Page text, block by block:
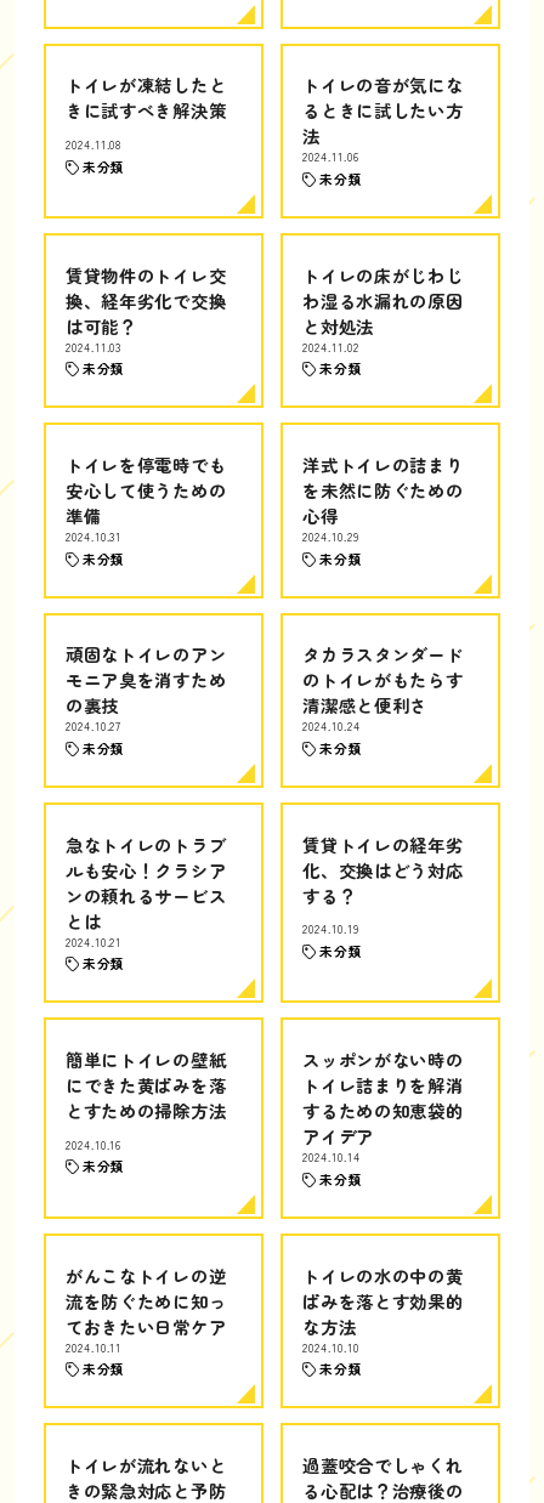
トイレが凍結したと
きに試すべき解決策
2024.11.08
未分類
トイレの音が気にな
るときに試したい方
法
2024.11.06
未分類
賃貸物件のトイレ交
換、経年劣化で交換
は可能？
2024.11.03
未分類
トイレの床がじわじ
わ湿る水漏れの原因
と対処法
2024.11.02
未分類
トイレを停電時でも
安心して使うための
準備
2024.10.31
未分類
洋式トイレの詰まり
を未然に防ぐための
心得
2024.10.29
未分類
頑固なトイレのアン
モニア臭を消すため
の裏技
2024.10.27
未分類
タカラスタンダード
のトイレがもたらす
清潔感と便利さ
2024.10.24
未分類
急なトイレのトラブ
ルも安心！クラシア
ンの頼れるサービス
とは
2024.10.21
未分類
賃貸トイレの経年劣
化、交換はどう対応
する？
2024.10.19
未分類
簡単にトイレの壁紙
にできた黄ばみを落
とすための掃除方法
2024.10.16
未分類
スッポンがない時の
トイレ詰まりを解消
するための知恵袋的
アイデア
2024.10.14
未分類
がんこなトイレの逆
流を防ぐために知っ
ておきたい日常ケア
2024.10.11
未分類
トイレの水の中の黄
ばみを落とす効果的
な方法
2024.10.10
未分類
トイレが流れないと
きの緊急対応と予防
過蓋咬合でしゃくれ
る心配は？治療後の